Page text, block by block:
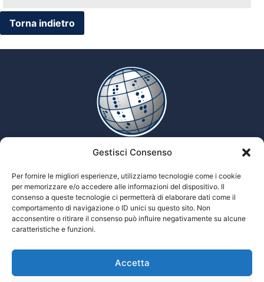
Gestisci Consenso
Per fornire le migliori esperienze, utilizziamo tecnologie come i cookie
per memorizzare e/o accedere alle informazioni del dispositivo. Il
consenso a queste tecnologie ci permetterà di elaborare dati come il
comportamento di navigazione o ID unici su questo sito. Non
acconsentire o ritirare il consenso può influire negativamente su alcune
caratteristiche e funzioni.
Accetta
Tiflopedia è un sito della Federazione
Nazionale delle Istituzioni Pro Ciechi
Onlus
© 2026 Prociechi.it. Tutti i diritti riservati.